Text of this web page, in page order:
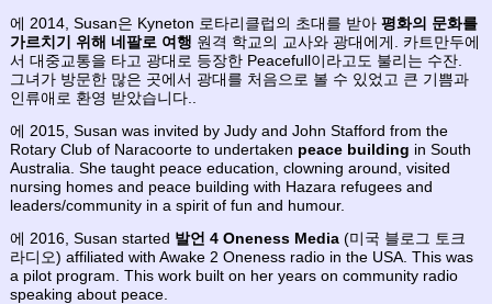
에 2014, Susan은 Kyneton 로타리클럽의 초대를 받아평화의 문화를
가르치기 위해 네팔로 여행 원격 학교의 교사와 광대에게. 카트만두에
서 대중교통을 타고 광대로 등장한 Peacefull이라고도 불리는 수잔.
그녀가 방문한 많은 곳에서 광대를 처음으로 볼 수 있었고 큰 기쁨과
인류애로 환영 받았습니다..
에 2015, Susan was invited by Judy and John Stafford from the
Rotary Club of Naracoorte to undertaken peace building in South
Australia. She taught peace education, clowning around, visited
nursing homes and peace building with Hazara refugees and
leaders/community in a spirit of fun and humour.
에 2016, Susan started 발언 4 Oneness Media (미국 블로그 토크
라디오) affiliated with Awake 2 Oneness radio in the USA. This was
a pilot program. This work built on her years on community radio
speaking about peace.